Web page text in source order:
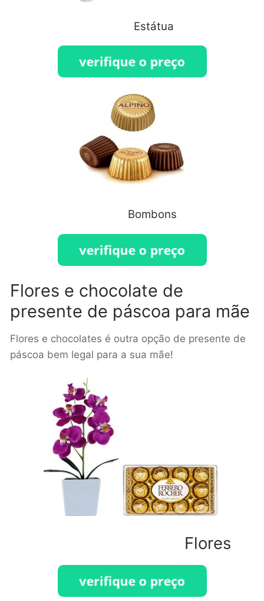
Estátua
Bombons
Flores e chocolate de
presente de páscoa para mãe
Flores e chocolates é outra opção de presente de
páscoa bem legal para a sua mãe!
Flores